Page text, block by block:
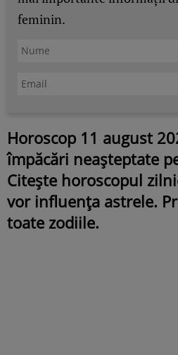
feminin.
Horoscop 11 august
împăcări neașteptate
Citește horoscopul
vor influența astrele.
toate zodiile.